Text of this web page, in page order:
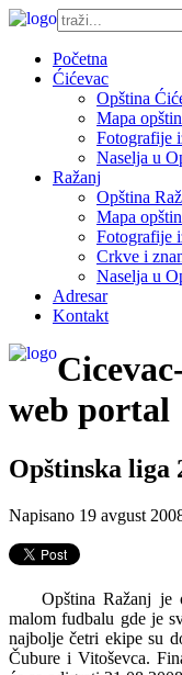
Početna
Ćićevac
Opština
Mapa
Fotografije
Naselja u
Ražanj
Opština
Mapa
Fotografije
Crkve i
Naselja u
Adresar
Kontakt
web portal
Opštinska liga
Napisano 19 avgust
Opština Ražanj je
malom fudbalu gde je
najbolje četri ekipe su
Čubure i Vitoševca.